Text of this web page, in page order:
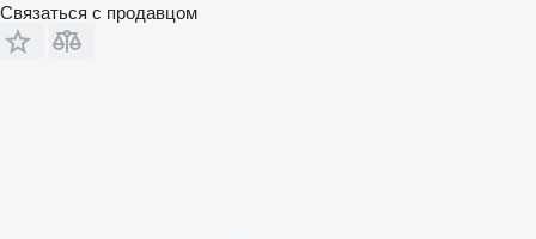
Связаться с продавцом